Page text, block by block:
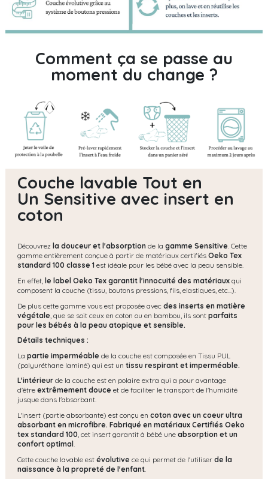
Comment ça se passe au
moment du change ?
Couche lavable Tout en
Un Sensitive avec insert en
coton
Découvrez la douceur et l'absorption de la gamme Sensitive. Cette
gamme entièrement conçue à partir de matériaux certifiés Oeko Tex
standard 100 classe 1 est idéale pour les bébé avec la peau sensible.
En effet, le label Oeko Tex garantit l'innocuité des matériaux qui
composent la couche (tissu, boutons pressions, fils, elastiques, etc...).
De plus cette gamme vous est proposée avec des inserts en matière
végétale , que se soit ceux en coton ou en bambou, ils sont parfaits
pour les bébés à la peau atopique et sensible.
Détails techniques :
La partie imperméable de la couche est composée en Tissu PUL
(polyuréthane laminé) qui est un tissu respirant et imperméable.
L'intérieur de la couche est en polaire extra qui a pour avantage
d'être extrêmement douce et de faciliter le transport de l'humidité
jusque dans l'absorbant.
L'insert (partie absorbante) est conçu en coton avec un coeur ultra
absorbant en microfibre. Fabriqué en matériaux Certifiés Oeko
tex standard 100, cet insert garantit à bébé une absorption et un
confort optimal.
Cette couche lavable est évolutive ce qui permet de l'utiliser de la
naissance à la propreté de l'enfant